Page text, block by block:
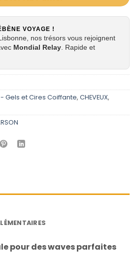
VOYAGE !
nos trésors vous rejoignent
Mondial Relay. Rapide et
Gels et Cires Coiffante, CHEVEUX,
pour des waves parfaites